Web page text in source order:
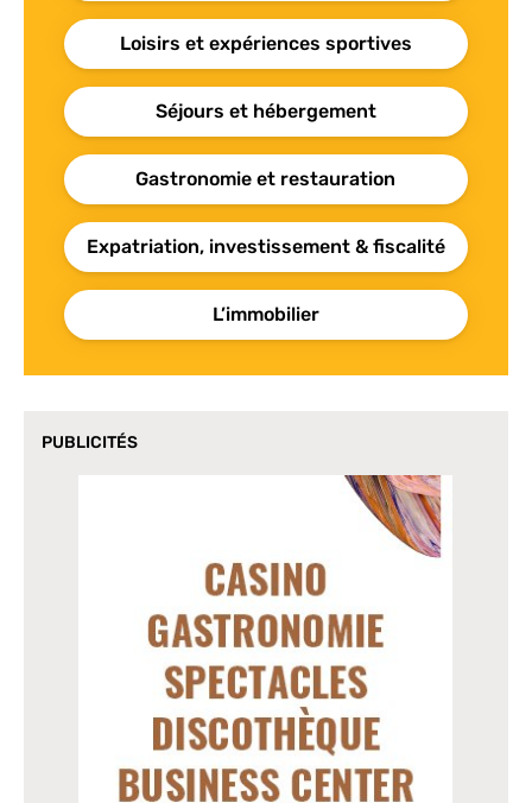
Loisirs et expériences sportives
Séjours et hébergement
Gastronomie et restauration
Expatriation, investissement & fiscalité
L’immobilier
PUBLICITÉS